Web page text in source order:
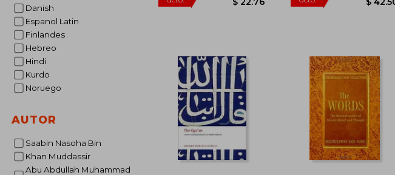
Danish
Espanol Latin
Finlandes
Hebreo
Hindi
Kurdo
Noruego
AUTOR
Saabin Nasoha Bin
Khan Muddassir
Abu Abdullah Muhammad